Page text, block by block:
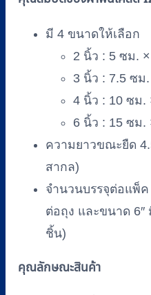
ม้วน/มี 4 ขนาดให้เลือก
2 นิ้ว : 5 ซม.
3 นิ้ว : 7.5 ซม
4 นิ้ว : 10 ซม.
6 นิ้ว : 15 ซม.
ความยาวขณะยืด
สากล)
จำนวนบรรจุต่อแพ็ค
ต่อถุง และขนาด
ชิ้น)
คุณลักษณะสินค้า